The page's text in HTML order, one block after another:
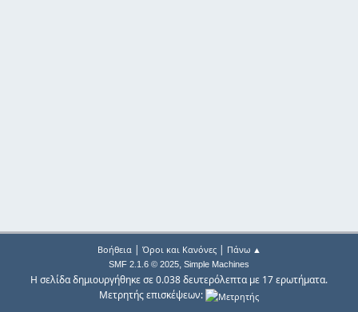
Βοήθεια| Όροι και Κανόνες| Πάνω ▲
SMF 2.1.6 © 2025, Simple Machines
Η σελίδα δημιουργήθηκε σε 0.038 δευτερόλεπτα με 17 ερωτήματα.
Μετρητής επισκέψεων: